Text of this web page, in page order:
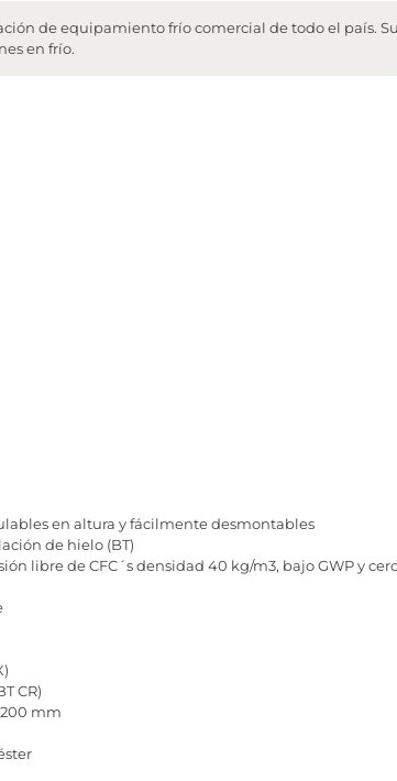
de equipamiento frío comercial de todo el país.
en frío.
en altura y fácilmente desmontables
de hielo (BT)
libre de CFC´s densidad 40 kg/m3, bajo GWP y
CR)
mm